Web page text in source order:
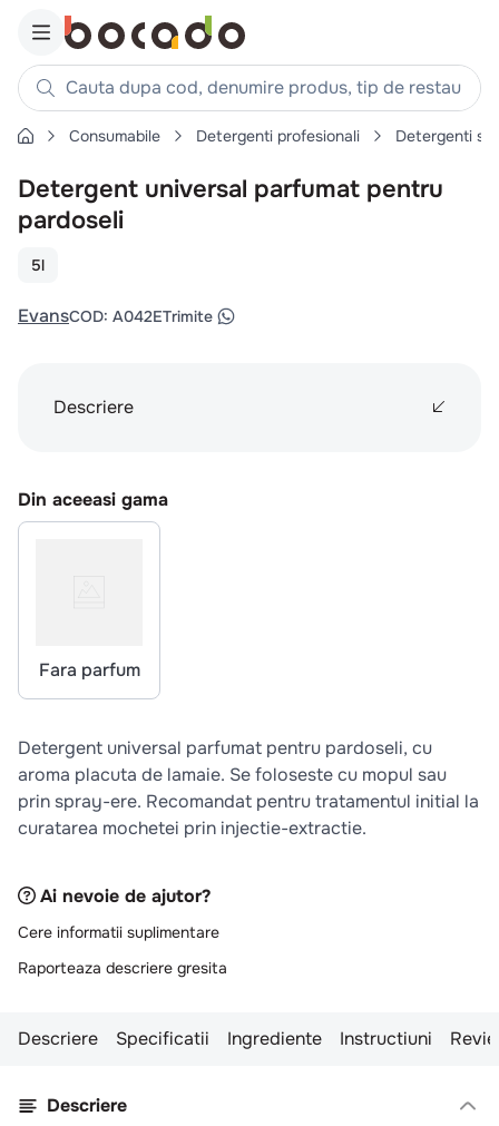
Cauta dupa cod, denumire produs, tip de restaurant,
Căutări populare
1. cartofi
2. piept pui
.
5. burger
ceafa
10.pizza
Consumabile Detergenti profesionali Detergenti
Detergent universal parfumat pentru
pardoseli
5l
EvansCOD: A042ETrimite
Descriere
Din aceeasi gama
Fara parfum
Detergent universal parfumat pentru pardoseli, cu
aroma placuta de lamaie. Se foloseste cu mopul sau
prin spray-ere. Recomandat pentru tratamentul initial la
curatarea mochetei prin injectie-extractie.
Ai nevoie de ajutor?
Cere informatii suplimentare
Raporteaza descriere gresita
Descriere Specificatii Ingrediente Instructiuni
Descriere